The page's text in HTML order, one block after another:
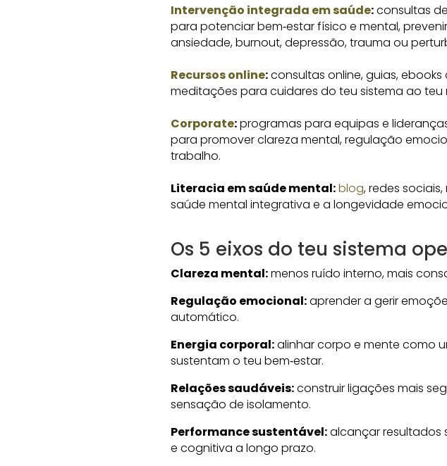
Intervenção integrada em saúde:consultas
para potenciar bem‑estar físico e mental,
ansiedade, burnout, depressão, trauma ou
Recursos online:consultas online, guias,
meditações para cuidares do teu sistema ao teu
Corporate:programas para equipas e
para promover clareza mental, regulação
trabalho.
Literacia em saúde mental:blog, redes
saúde mental integrativa e a longevidade
Os 5 eixos do teu sistema
Clareza mental:menos ruído interno, mais
Regulação emocional:aprender a gerir
automático.
Energia corporal:alinhar corpo e mente como
sustentam o teu bem‑estar.
Relações saudáveis:construir ligações mais
sensação de isolamento.
Performance sustentável:alcançar resultados
e cognitiva a longo prazo.